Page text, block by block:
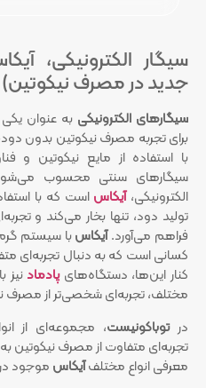
سیگار الکترونیکی،
جدید در مصرف نیکوتین)
سیگارهای الکترونیکی به عنوان
برای تجربه مصرف نیکوتین بدون
با استفاده از مایع نیکوتین و
سیگارهای سنتی محسوب می‌شوند.
الکترونیکی،آیکاس است که با
تولید دود، تنها بخار می‌کند و
فراهم می‌آورد.آیکاسبا سیستم گرم
کسانی است که به دنبال تجربه‌ای
کنار این‌ها، دستگاه‌هایپادماد نیز
مختلف، تجربه‌ای شخصی‌تر از مصرف
درتوباکونیست، مجموعه‌ای از
تجربه‌ای متفاوت از مصرف نیکوتین
معرفی انواع مختلفآیکاس موجود